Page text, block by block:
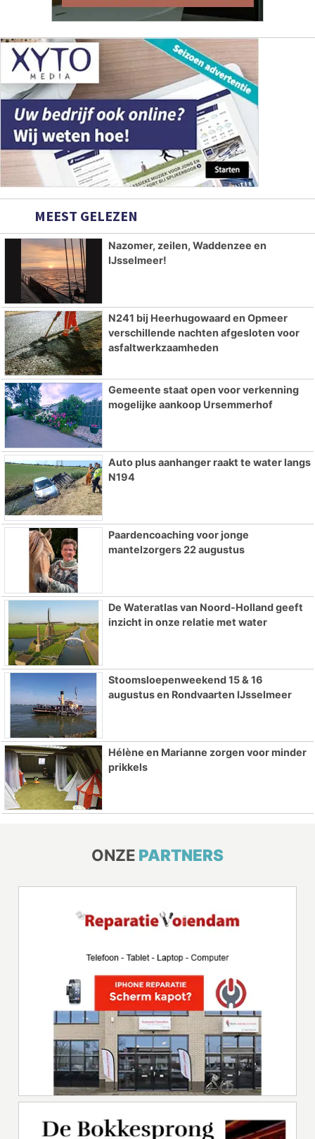
MEEST GELEZEN
Nazomer, zeilen, Waddenzee en
IJsselmeer!
N241 bij Heerhugowaard en Opmeer
verschillende nachten afgesloten voor
asfaltwerkzaamheden
Gemeente staat open voor verkenning
mogelijke aankoop Ursemmerhof
Auto plus aanhanger raakt te water langs
N194
Paardencoaching voor jonge
mantelzorgers 22 augustus
De Wateratlas van Noord-Holland geeft
inzicht in onze relatie met water
Stoomsloepenweekend 15 & 16
augustus en Rondvaarten IJsselmeer
Hélène en Marianne zorgen voor minder
prikkels
ONZE PARTNERS